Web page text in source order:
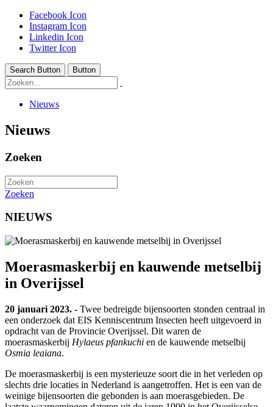
Facebook Icon
Instagram Icon
Linkedin Icon
Twitter Icon
Search Button Button
Nieuws
Nieuws
Zoeken
Zoeken
NIEUWS
Moerasmaskerbij en kauwende metselbij
in Overijssel
20 januari 2023. - Twee bedreigde bijensoorten stonden centraal in
een onderzoek dat EIS Kenniscentrum Insecten heeft uitgevoerd in
opdracht van de Provincie Overijssel. Dit waren de
moerasmaskerbij Hylaeus pfankuchi en de kauwende metselbij
Osmia leaiana.
De moerasmaskerbij is een mysterieuze soort die in het verleden op
slechts drie locaties in Nederland is aangetroffen. Het is een van de
weinige bijensoorten die gebonden is aan moerasgebieden. De